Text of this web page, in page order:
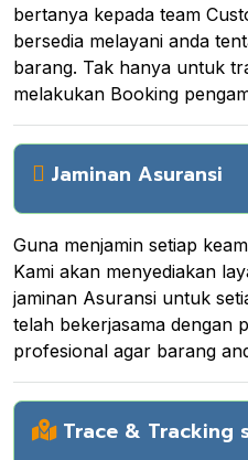
bertanya kepada team
bersedia melayani anda
barang. Tak hanya untuk
melakukan Booking
Jaminan Asuransi
Guna menjamin setiap
Kami akan menyediakan
jaminan Asuransi untuk
telah bekerjasama dengan
profesional agar barang
Trace & Tracking